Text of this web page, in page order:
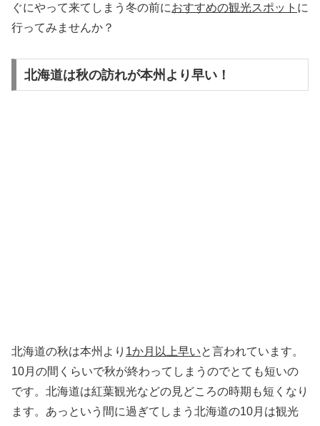
ぐにやって来てしまう冬の前におすすめの観光スポット に
行ってみませんか？
北海道は秋の訪れが本州より早い！
北海道の秋は本州より 1か月以上早いと言われています。
10月の間くらいで秋が終わってしまうのでとても短いの
です。北海道は紅葉観光などの見どころの時期も短くなり
ます。あっという間に過ぎてしまう北海道の10月は観光